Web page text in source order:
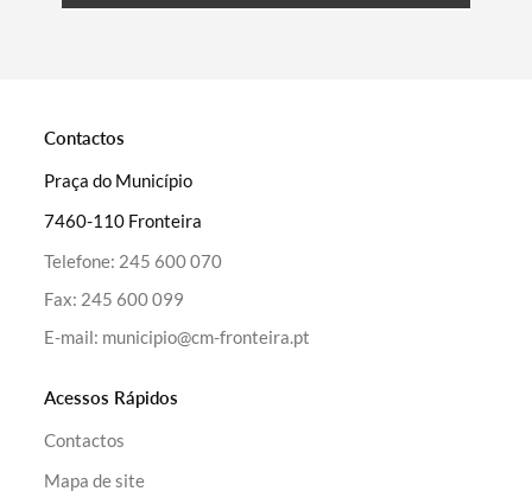
Categorias gerais
Filtros
Contactos
Praça do Município
7460-110 Fronteira
Telefone: 245 600 070
Fax: 245 600 099
E-mail: municipio@cm-fronteira.pt
Acessos Rápidos
Contactos
Mapa de site